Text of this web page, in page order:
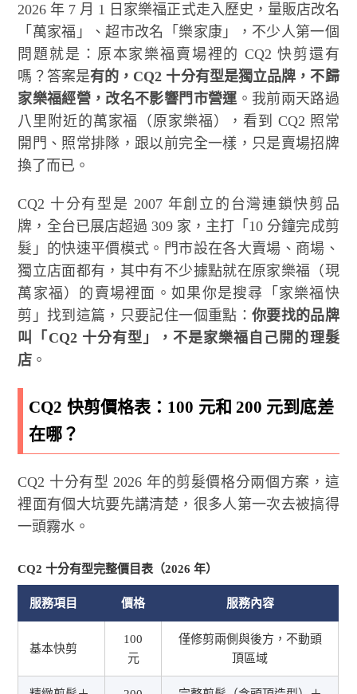
2026 年 7 月 1 日家樂福正式走入歷史，量販店改名
「萬家福」、超市改名「樂家康」，不少人第一個
問題就是：原本家樂福賣場裡的 CQ2 快剪還有
嗎？答案是有的，CQ2 十分有型是獨立品牌，不歸
家樂福經營，改名不影響門市營運 。我前兩天路過
八里附近的萬家福（原家樂福），看到 CQ2 照常
開門、照常排隊，跟以前完全一樣，只是賣場招牌
換了而已。
CQ2 十分有型是 2007 年創立的台灣連鎖快剪品
牌，全台已展店超過 309 家，主打「10 分鐘完成剪
髮」的快速平價模式。門市設在各大賣場、商場、
獨立店面都有，其中有不少據點就在原家樂福（現
萬家福）的賣場裡面。如果你是搜尋「家樂福快
剪」找到這篇，只要記住一個重點： 你要找的品牌
叫「CQ2 十分有型」，不是家樂福自己開的理髮
店 。
CQ2 快剪價格表：100 元和 200 元到底差
在哪？
CQ2 十分有型 2026 年的剪髮價格分兩個方案，這
裡面有個大坑要先講清楚，很多人第一次去被搞得
一頭霧水。
CQ2 十分有型完整價目表（2026 年）
服務項目 價格 服務內容
基本快剪
100
元
僅修剪兩側與後方，不動頭
頂區域